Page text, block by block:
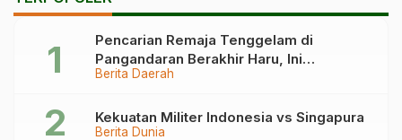
Berita Daerah
Pencarian Remaja Tenggelam di
Pangandaran Berakhir Haru, Ini
Kronologinya
Berita Dunia
Kekuatan Militer Indonesia vs Singapura